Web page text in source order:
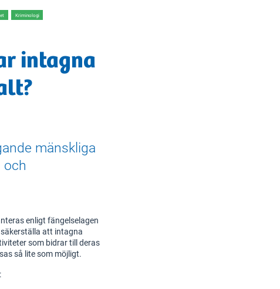
Kriminologi
intagna
mänskliga
och
enligt fängelselagen
att intagna
som bidrar till deras
så lite som möjligt.